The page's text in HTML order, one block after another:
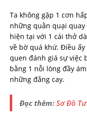
Ta không gặp 1 cơn
những quằn quại
hiện tại với 1 cái thở
về bờ quá khứ. Điều
quen đánh giá sự việc
bằng 1 nỗi lòng đầy
những đắng cay.
Đọc thêm: Sơ Đồ